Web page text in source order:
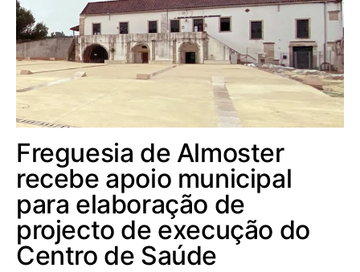
Freguesia de Almoster
recebe apoio municipal
para elaboração de
projecto de execução do
Centro de Saúde